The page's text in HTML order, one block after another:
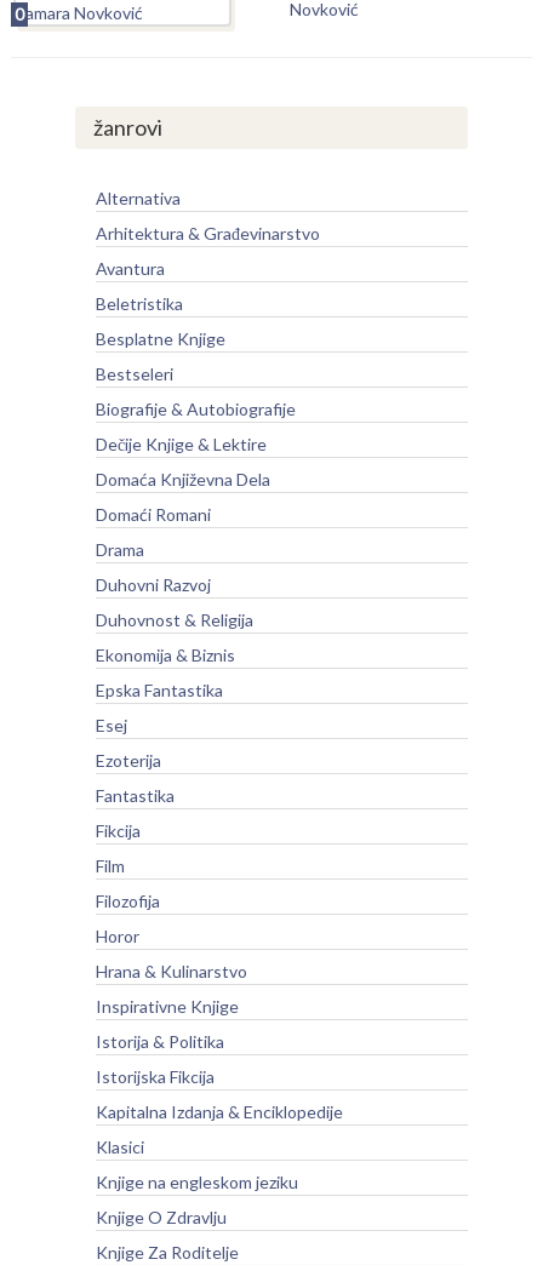
0 Novković
žanrovi
Alternativa
Arhitektura & Građevinarstvo
Avantura
Beletristika
Besplatne Knjige
Bestseleri
Biografije & Autobiografije
Dečije Knjige & Lektire
Domaća Književna Dela
Domaći Romani
Drama
Duhovni Razvoj
Duhovnost & Religija
Ekonomija & Biznis
Epska Fantastika
Esej
Ezoterija
Fantastika
Fikcija
Film
Filozofija
Horor
Hrana & Kulinarstvo
Inspirativne Knjige
Istorija & Politika
Istorijska Fikcija
Kapitalna Izdanja & Enciklopedije
Klasici
Knjige na engleskom jeziku
Knjige O Zdravlju
Knjige Za Roditelje